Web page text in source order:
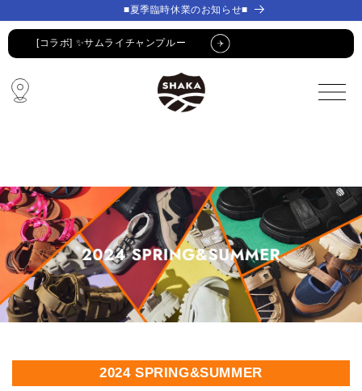
ンツに
進む
ンツに
進む
■夏季臨時休業のお知らせ■
[コラボ] ✨サムライチャンプルー
[コラボ] ✨サムライチャンプルー
🔥 SUMMER SALE 🔥
🩴 POP-UP STORE🩴
コラボ・限定アイテム
公式LINE新規登録でクーポンGET
2024 SPRING&SUMMER